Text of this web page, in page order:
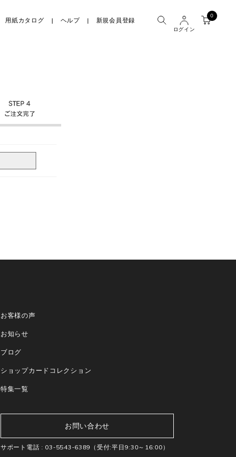
用紙カタログ ヘルプ 新規会員登録
ログイン
0
お客様の声
お知らせ
ブログ
ショップカードコレクション
特集一覧
お問い合わせ
サポート電話 : 03-5543-6389 （受付:平日9:30～16:00）